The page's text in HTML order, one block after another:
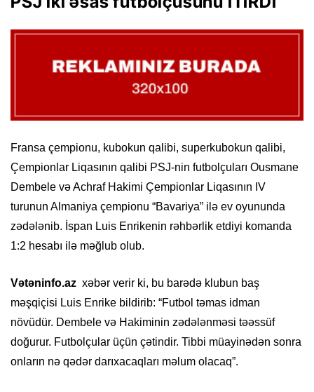
Fransa çempionu, kubokun qalibi, superkubokun qalibi,
Çempionlar Liqasının qalibi PSJ-nin futbolçuları Ousmane
Dembele və Achraf Hakimi Çempionlar Liqasının IV
turunun Almaniya çempionu “Bavariya” ilə ev oyununda
zədələnib. İspan Luis Enrikenin rəhbərlik etdiyi komanda
1:2 hesabı ilə məğlub olub.
Vətəninfo.az xəbər verir ki, bu barədə klubun baş
məşqiçisi Luis Enrike bildirib: “Futbol təmas idman
növüdür. Dembele və Hakiminin zədələnməsi təəssüf
doğurur. Futbolçular üçün çətindir. Tibbi müayinədən sonra
onların nə qədər darıxacaqları məlum olacaq”.